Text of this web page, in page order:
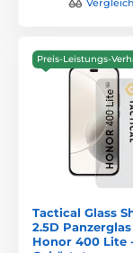
Preis-Leistungs-
Tactical Glass
2.5D
Honor 400 Lite